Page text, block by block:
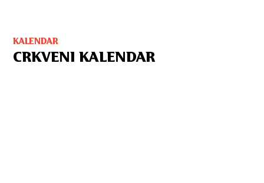
KALENDAR
CRKVENI KALENDAR